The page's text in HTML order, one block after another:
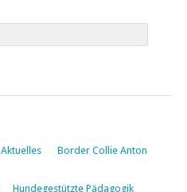
Aktuelles
Border Collie Anton
Hundegestützte Pädagogik